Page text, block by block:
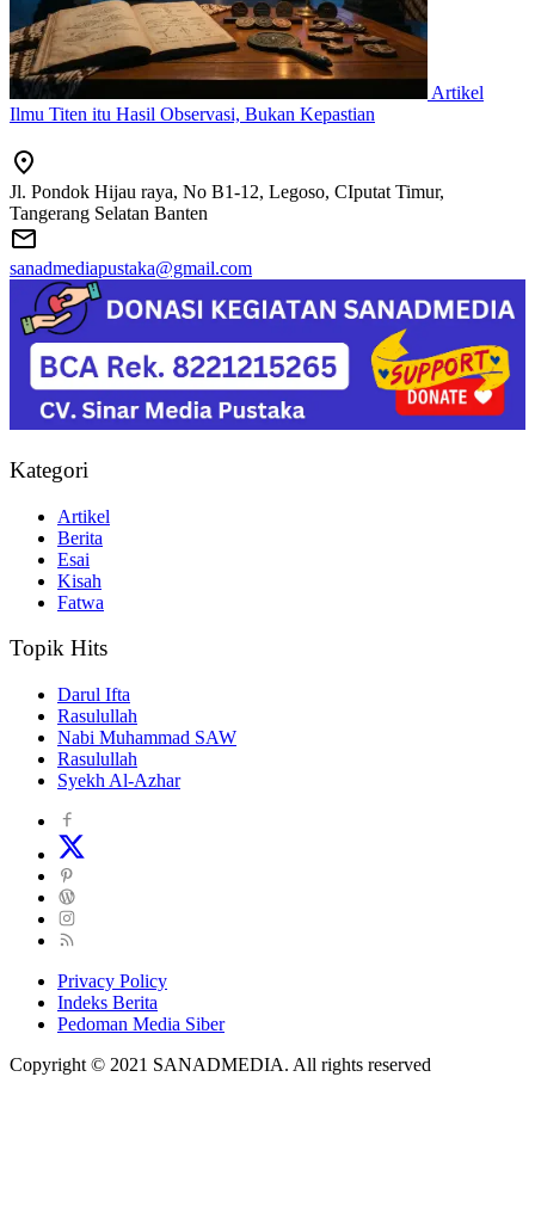
Artikel
Ilmu Titen itu Hasil Observasi, Bukan Kepastian
Jl. Pondok Hijau raya, No B1-12, Legoso, CIputat Timur,
Tangerang Selatan Banten
sanadmediapustaka@gmail.com
Kategori
Artikel
Berita
Esai
Kisah
Fatwa
Topik Hits
Darul Ifta
Rasulullah
Nabi Muhammad SAW
Rasulullah
Syekh Al-Azhar
Privacy Policy
Indeks Berita
Pedoman Media Siber
Copyright © 2021 SANADMEDIA. All rights reserved